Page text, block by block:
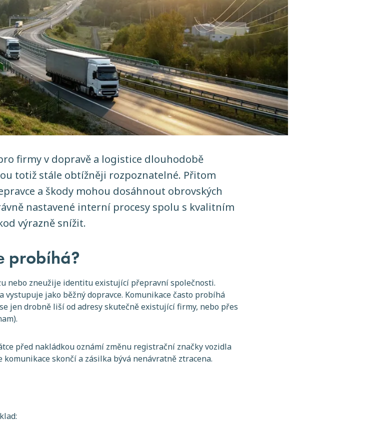
firmy v dopravě a logistice dlouhodobě
totiž stále obtížněji rozpoznatelné. Přitom
a škody mohou dosáhnout obrovských
nastavené interní procesy spolu s kvalitním
výrazně snížit.
probíhá?
nebo zneužije identitu existující přepravní společnosti.
jako běžný dopravce. Komunikace často probíhá
jen drobně liší od adresy skutečně existující firmy, nebo přes
před nakládkou oznámí změnu registrační značky vozidla
skončí a zásilka bývá nenávratně ztracena.